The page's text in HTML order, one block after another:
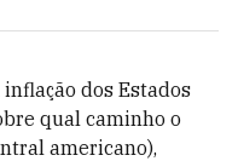
dos Estados
qual caminho o
americano),